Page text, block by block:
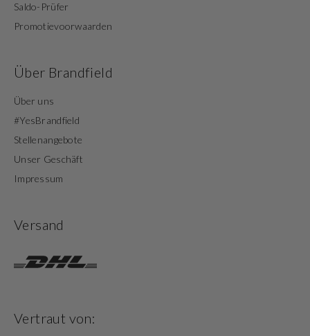
Saldo-Prüfer
Promotievoorwaarden
Über Brandfield
Über uns
#YesBrandfield
Stellenangebote
Unser Geschäft
Impressum
Versand
Vertraut von: